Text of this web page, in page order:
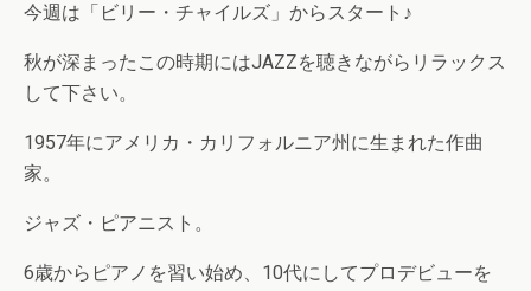
今週は「ビリー・チャイルズ」からスタート♪
秋が深まったこの時期にはJAZZを聴きながらリラックス
して下さい。
1957年にアメリカ・カリフォルニア州に生まれた作曲
家。
ジャズ・ピアニスト。
6歳からピアノを習い始め、10代にしてプロデビューを